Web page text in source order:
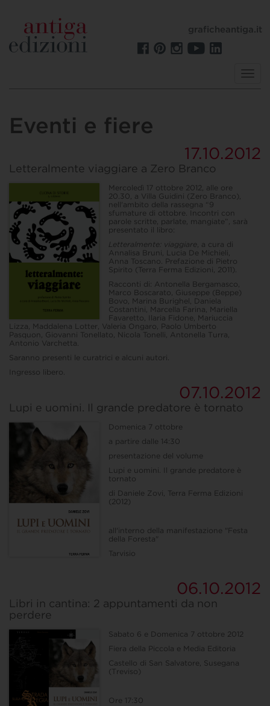
graficheantiga.it
Eventi e fiere
17.10.2012
Letteralmente viaggiare a Zero Branco
Mercoledì 17 ottobre 2012, alle ore
20.30, a Villa Guidini (Zero Branco),
nell'ambito della rassegna “9
sfumature di ottobre. Incontri con
parole scritte, parlate, mangiate”, sarà
presentato il libro:
Letteralmente: viaggiare, a cura di
Annalisa Bruni, Lucia De Michieli,
Anna Toscano. Prefazione di Pietro
Spirito (Terra Ferma Edizioni, 2011).
Racconti di: Antonella Bergamasco,
Marco Boscarato, Giuseppe (Beppe)
Bovo, Marina Burighel, Daniela
Costantini, Marcella Farina, Mariella
Favaretto, Ilaria Fidone, Mariuccia
Lizza, Maddalena Lotter, Valeria Ongaro, Paolo Umberto
Pasquon, Giovanni Tonellato, Nicola Tonelli, Antonella Turra,
Antonio Varchetta.
Saranno presenti le curatrici e alcuni autori.
Ingresso libero.
07.10.2012
Lupi e uomini. Il grande predatore è tornato
Domenica 7 ottobre
a partire dalle 14:30
presentazione del volume
Lupi e uomini. Il grande predatore è
tornato
di Daniele Zovi, Terra Ferma Edizioni
(2012)
all'interno della manifestazione "Festa
della Foresta"
Tarvisio
06.10.2012
Libri in cantina: 2 appuntamenti da non
perdere
Sabato 6 e Domenica 7 ottobre 2012
Fiera della Piccola e Media Editoria
Castello di San Salvatore, Susegana
(Treviso)
Ore 17:30